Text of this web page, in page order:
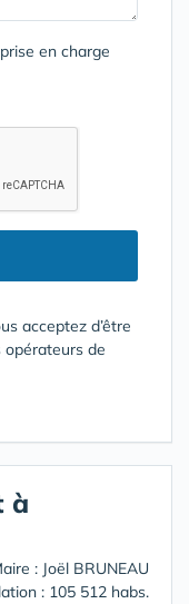
en charge
acceptez d’être
de
à
: Joël BRUNEAU
: 105 512 habs.